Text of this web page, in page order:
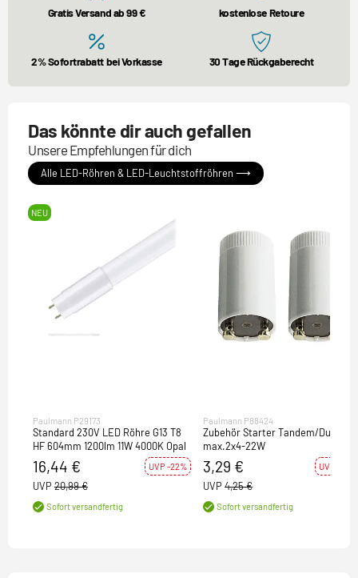
Gratis Versand ab 99 € kostenlose Retoure
2% Sofortrabatt bei Vorkasse 30 Tage Rückgaberecht
Das könnte dir auch gefallen
Unsere Empfehlungen für dich
Alle LED-Röhren & LED-Leuchtstoffröhren ⟶
NEU
Paulmann P29173
Standard 230V LED Röhre G13 T8
HF 604mm 1200lm 11W 4000K Opal
16,44 € UVP -22%
UVP 20,99 €
Sofort versandfertig
Paulmann P88424
Zubehör Starter Tandem/Duo
max.2x4-22W
3,29 € UVP -23%
UVP 4,25 €
Sofort versandfertig